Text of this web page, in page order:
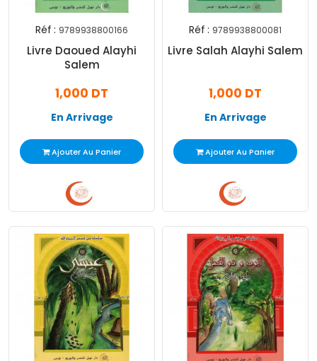
Réf : 9789938800166
Livre Daoued Alayhi
Salem
1,000 DT
En Arrivage
Ajouter Au Panier
Réf : 9789938800081
Livre Salah Alayhi Salem
1,000 DT
En Arrivage
Ajouter Au Panier